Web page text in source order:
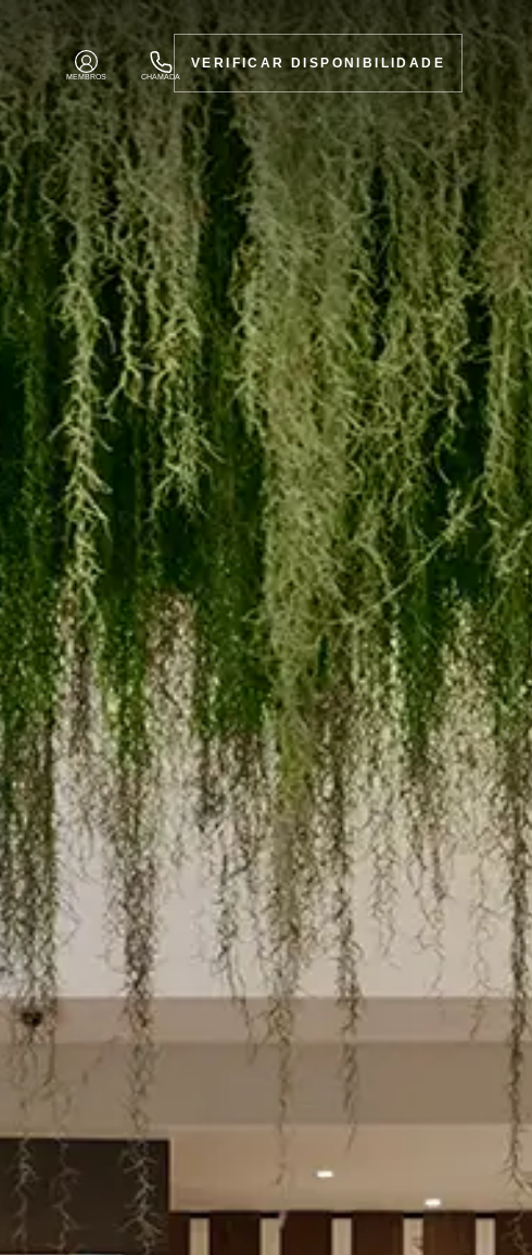
MEMBROS CHAMADA
VERIFICAR DISPONIBILIDADE